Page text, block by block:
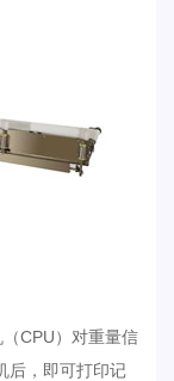
CPU）对重量信
后，即可打印记